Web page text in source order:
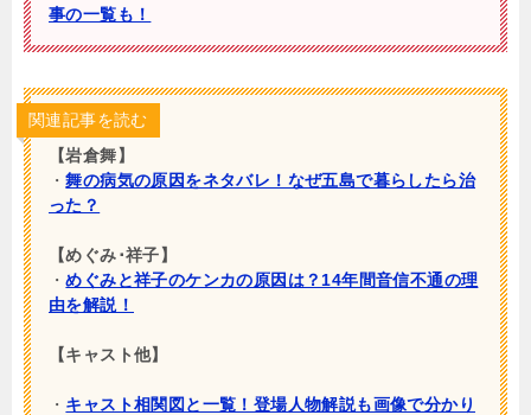
事の一覧も！
関連記事を読む
【岩倉舞】
・舞の病気の原因をネタバレ！なぜ五島で暮らしたら治
った？
【めぐみ･祥子】
・めぐみと祥子のケンカの原因は？14年間音信不通の理
由を解説！
【キャスト他】
・ キャスト相関図と一覧！登場人物解説も画像で分かり